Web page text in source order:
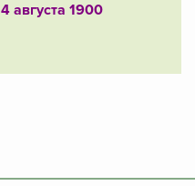
4 августа 1900